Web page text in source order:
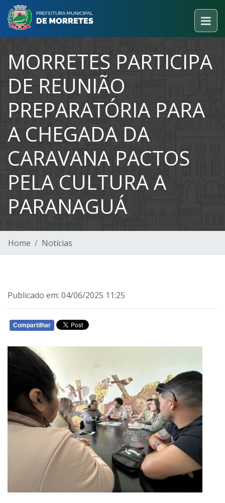
MORRETES PARTICIPA
DE REUNIÃO
PREPARATÓRIA PARA
A CHEGADA DA
CARAVANA PACTOS
PELA CULTURA A
PARANAGUÁ
Home Notícias
Publicado em: 04/06/2025 11:25
Compartilhar